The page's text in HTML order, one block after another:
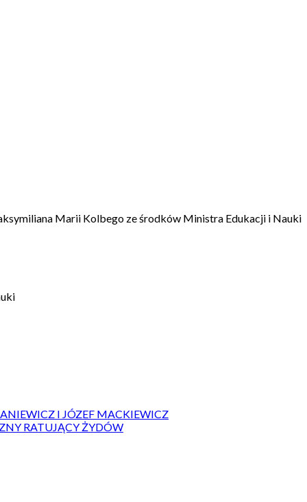
Marii Kolbego ze środków Ministra Edukacji i Nauki
I JÓZEF MACKIEWICZ
RATUJĄCY ŻYDÓW